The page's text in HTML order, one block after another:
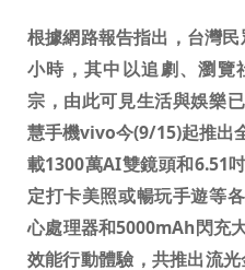
根據網路報告指出，台灣
小時，其中以追劇、瀏覽
宗，由此可見生活與娛樂
慧手機vivo今(9/15)起推出
載1300萬AI雙鏡頭和6.51吋
定打卡美照或暢玩手遊等
心處理器和5000mAh閃充
效能行動體驗，共推出流